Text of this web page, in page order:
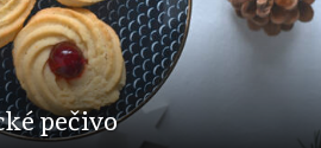
pečivo